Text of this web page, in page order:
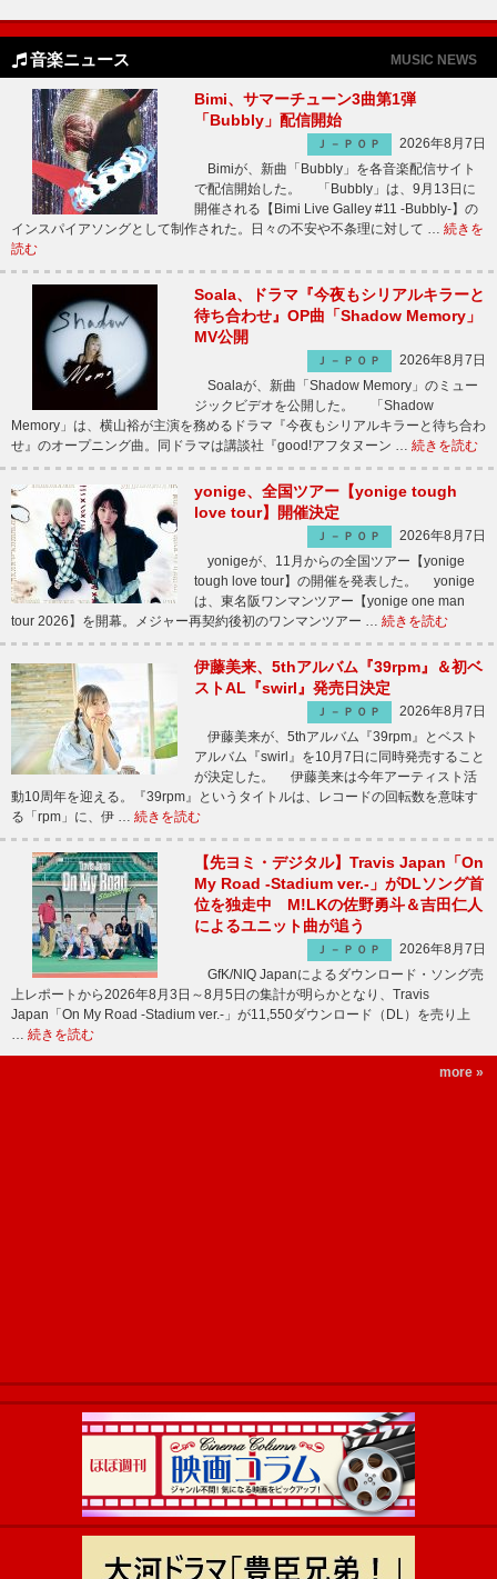
音楽ニュース MUSIC NEWS
Bimi、サマーチューン3曲第1弾
「Bubbly」配信開始
Ｊ－ＰＯＰ
2026年8月7日
Bimiが、新曲「Bubbly」を各音楽配信サイト
で配信開始した。 「Bubbly」は、9月13日に
開催される【Bimi Live Galley #11 -Bubbly-】の
インスパイアソングとして制作された。日々の不安や不条理に対して … 続きを
読む
Soala、ドラマ『今夜もシリアルキラーと
待ち合わせ』OP曲「Shadow Memory」
MV公開
Ｊ－ＰＯＰ
2026年8月7日
Soalaが、新曲「Shadow Memory」のミュー
ジックビデオを公開した。 「Shadow
Memory」は、横山裕が主演を務めるドラマ『今夜もシリアルキラーと待ち合わ
せ』のオープニング曲。同ドラマは講談社『good!アフタヌーン … 続きを読む
yonige、全国ツアー【yonige tough
love tour】開催決定
Ｊ－ＰＯＰ
2026年8月7日
yonigeが、11月からの全国ツアー【yonige
tough love tour】の開催を発表した。 yonige
は、東名阪ワンマンツアー【yonige one man
tour 2026】を開幕。メジャー再契約後初のワンマンツアー … 続きを読む
伊藤美来、5thアルバム『39rpm』＆初ベ
ストAL『swirl』発売日決定
Ｊ－ＰＯＰ
2026年8月7日
伊藤美来が、5thアルバム『39rpm』とベスト
アルバム『swirl』を10月7日に同時発売すること
が決定した。 伊藤美来は今年アーティスト活
動10周年を迎える。『39rpm』というタイトルは、レコードの回転数を意味す
る「rpm」に、伊 … 続きを読む
【先ヨミ・デジタル】Travis Japan「On
My Road -Stadium ver.-」がDLソング首
位を独走中 M!LKの佐野勇斗＆吉田仁人
によるユニット曲が追う
Ｊ－ＰＯＰ
2026年8月7日
GfK/NIQ Japanによるダウンロード・ソング売
上レポートから2026年8月3日～8月5日の集計が明らかとなり、Travis
Japan「On My Road -Stadium ver.-」が11,550ダウンロード（DL）を売り上
… 続きを読む
more »